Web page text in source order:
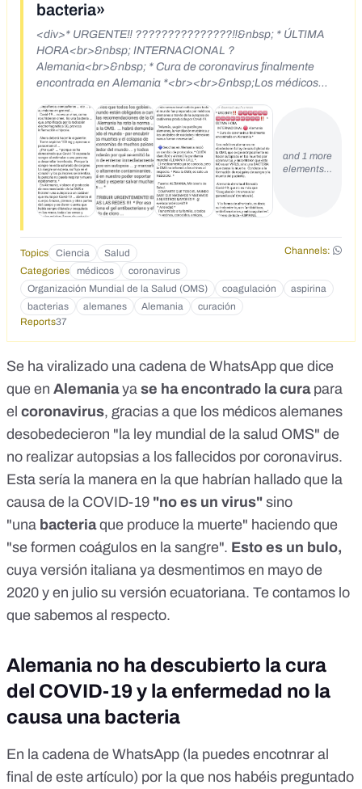
bacteria»
<div>* URGENTE‼️ ???????????????‼️&nbsp; * ÚLTIMA
HORA<br>&nbsp; INTERNACIONAL ?
Alemania<br>&nbsp; * Cura de coronavirus finalmente
encontrada en Alemania *<br><br>&nbsp;Los médicos
que exige enérgicamente no hacer autopsias en las muertes
por coronavirus, y encontraron que esto NO es un VIRUS,
sino una BACTERIA que causa la muerte.&nbsp; Conduce a
la formación de coágulos de sangre y la muerte del paciente.
<br><br>&nbsp;Alemania derrota al llamado Covid-19, que
no es más que "Coagulación intravascular generalizada"
(trombosis).<br><br>&nbsp; Y la forma de afrontarlo, es
anticoagulantes".&nbsp; Primero de todo - ASPIRINA.
<br>&nbsp; Esta sensacional noticia para todo el mundo fue
preparada por médicos alemanes a través de la autopsia de
cadáveres producida por Covid-19.<br><br>&nbsp;
"Además, según los patólogos alemanes, la ventilación
mecánica y las unidades de cuidados intensivos nunca
fueron necesarias".<br><br>&nbsp; ?Secchas en Alemania
inició un cambio de protocolos, * QUIÉN identificó y eliminó
la pandemia mundial ALEMANIA CALL *.<br>&nbsp; El
medicamento ya se conocía, pero la OMS no informó a los
chinos al respecto. * Para la OMS, es solo un
NEGOCIO.&nbsp; *<br><br>&nbsp; Fuente: ALEMANIA,
Ministerio de Salud.<br>&nbsp; COMPARTE QUE TODO EL
MUNDO SABE QUE MATAMOS Y MATAMOS A NUESTROS
MAYORES !!!&nbsp; @ evelacurardelcovid19<br>&nbsp;*
Ansiedad *<br>&nbsp; Transmítelo a tu familia, a todos los
vecinos, conocidos, amigos, compañeros, compañeros ...
etc ... y a su entorno en general ...<br>&nbsp; Covid-19 ...
no es un virus, como nos hicieron creer.&nbsp; Es una
bacteria ... que, amplificada por la radiación
electromagnética 5G, provoca inflamación e hipoxia.<br>
<br>&nbsp; Ahora deberá hacer lo siguiente:<br>&nbsp;
Tome aspirina 100 mg y apronax o paracetamol ...
<br>&nbsp; ¿Por qué?&nbsp; ... * porque se ha
sangre no está saturada de oxígeno.&nbsp; La sangre se
espesa, su flujo en el corazón y los pulmones se ralentiza, la
persona no puede respirar y muere rápidamente. *
<br>&nbsp; En Alemania, violaron el protocolo de
cadáver que murió por Covid-19 ... abrieron el cuerpo,
brazos, piernas y otras partes del cuerpo y se dieron cuenta
que había sangre dilatada y coagulada en las venas, todas
and 1 more
elements…
Topics Ciencia Salud
Channels:
Categories
médicos
coronavirus
Organización Mundial de la Salud (OMS)
coagulación
aspirina
bacterias
alemanes Alemania
curación
Reports37
Se ha viralizado una cadena de WhatsApp que dice
que en Alemaniaya se ha encontrado la curapara
el coronavirus, gracias a que los médicos alemanes
desobedecieron "la ley mundial de la salud OMS" de
no realizar autopsias a los fallecidos por coronavirus.
Esta sería la manera en la que habrían hallado que la
causa de la COVID-19 "no es un virus" sino
"una bacteriaque produce la muerte" haciendo que
"se formen coágulos en la sangre". Esto es un bulo,
cuya versión italiana ya desmentimos en mayo de
2020 y en julio su versión ecuatoriana. Te contamos lo
que sabemos al respecto.
Alemania no ha descubierto la cura
del COVID-19 y la enfermedad no la
causa una bacteria
En la cadena de WhatsApp (la puedes encotnrar al
final de este artículo) por la que nos habéis preguntado